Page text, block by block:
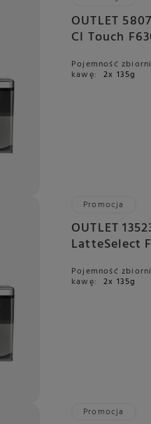
OUTLET
CI Touch
Pojemność
kawę: 2x 135g
Promocja
OUTLET
LatteSelect
Pojemność
kawę: 2x 135g
Promocja